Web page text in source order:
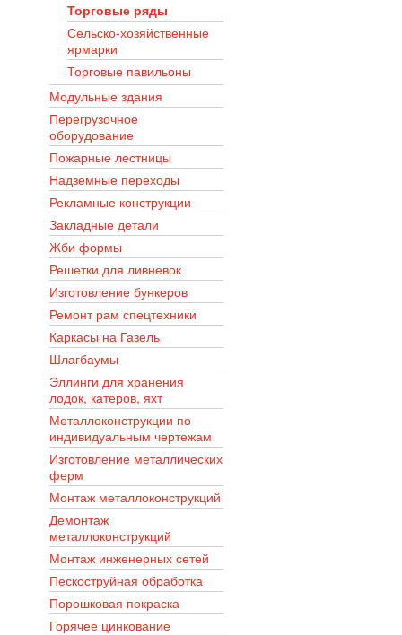
Торговые ряды
Сельско-хозяйственные
ярмарки
Торговые павильоны
Модульные здания
Перегрузочное
оборудование
Пожарные лестницы
Надземные переходы
Рекламные конструкции
Закладные детали
Жби формы
Решетки для ливневок
Изготовление бункеров
Ремонт рам спецтехники
Каркасы на Газель
Шлагбаумы
Эллинги для хранения
лодок, катеров, яхт
Металлоконструкции по
индивидуальным чертежам
Изготовление металлических
ферм
Монтаж металлоконструкций
Демонтаж
металлоконструкций
Монтаж инженерных сетей
Пескоструйная обработка
Порошковая покраска
Горячее цинкование